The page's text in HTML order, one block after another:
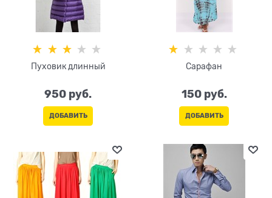
Пуховик длинный
950 руб.
ДОБАВИТЬ
Сарафан
150 руб.
ДОБАВИТЬ